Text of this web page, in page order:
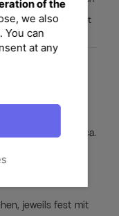
und
Beutel benötigt
Elemente, ca.
ca. 103 x 93 x 65
jeweils fest mit
of the
we also
can
at any